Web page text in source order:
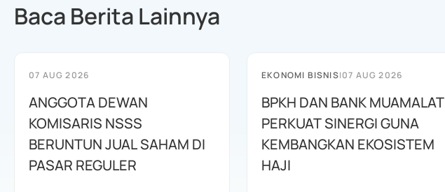
Baca Berita Lainnya
07 AUG 2026
ANGGOTA DEWAN
KOMISARIS NSSS
BERUNTUN JUAL SAHAM DI
PASAR REGULER
EKONOMI BISNIS|07 AUG 2026
BPKH DAN BANK MUAMALAT
PERKUAT SINERGI GUNA
KEMBANGKAN EKOSISTEM
HAJI